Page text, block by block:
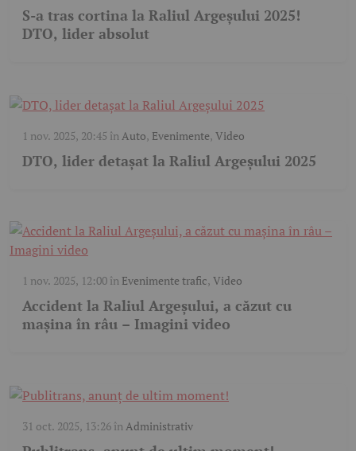
S-a tras cortina la Raliul Argeșului 2025!
DTO, lider absolut
1 nov. 2025, 20:45 înAuto, Evenimente, Video
DTO, lider detașat la Raliul Argeșului 2025
1 nov. 2025, 12:00 în Evenimente trafic, Video
Accident la Raliul Argeșului, a căzut cu
mașina în râu – Imagini video
31 oct. 2025, 13:26 înAdministrativ